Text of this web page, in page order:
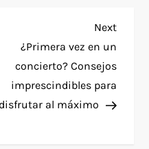
Next
Post
Next
¿Primera vez en un
concierto? Consejos
imprescindibles para
disfrutar al máximo